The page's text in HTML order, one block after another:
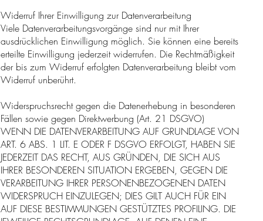
Widerruf Ihrer Einwilligung zur Datenverarbeitung
Viele Datenverarbeitungsvorgänge sind nur mit Ihrer
ausdrücklichen Einwilligung möglich. Sie können eine bereits
erteilte Einwilligung jederzeit widerrufen. Die Rechtmäßigkeit
der bis zum Widerruf erfolgten Datenverarbeitung bleibt vom
Widerruf unberührt.
Widerspruchsrecht gegen die Datenerhebung in besonderen
Fällen sowie gegen Direktwerbung (Art. 21 DSGVO)
WENN DIE DATENVERARBEITUNG AUF GRUNDLAGE VON
ART. 6 ABS. 1 LIT. E ODER F DSGVO ERFOLGT, HABEN SIE
JEDERZEIT DAS RECHT, AUS GRÜNDEN, DIE SICH AUS
IHRER BESONDEREN SITUATION ERGEBEN, GEGEN DIE
VERARBEITUNG IHRER PERSONENBEZOGENEN DATEN
WIDERSPRUCH EINZULEGEN; DIES GILT AUCH FÜR EIN
AUF DIESE BESTIMMUNGEN GESTÜTZTES PROFILING. DIE